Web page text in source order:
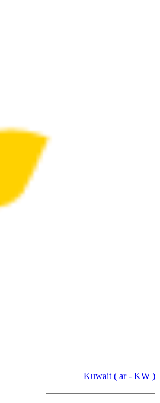
Kuwait ( ar - KW )